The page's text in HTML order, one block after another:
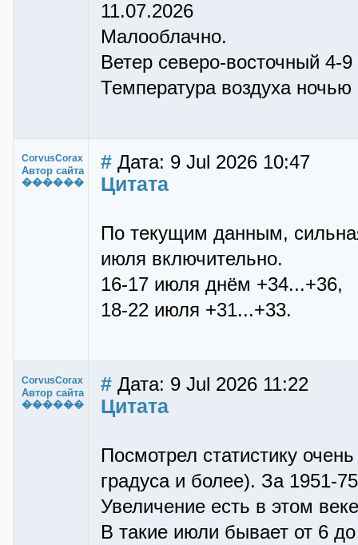
11.07.2026
Малооблачно.
Ветер северо-восточный 4-
Температура воздуха
CorvusCorax
Автор сайта
������
# Дата: 9 Jul 2026 10:47
Цитата
По текущим данным,
июля включительно.
16-17 июля днём +34...+36,
18-22 июля +31...+33.
CorvusCorax
Автор сайта
������
# Дата: 9 Jul 2026 11:22
Цитата
Посмотрел статистику
градуса и более). За 1951-
Увеличение есть в этом
В такие июли бывает от 6